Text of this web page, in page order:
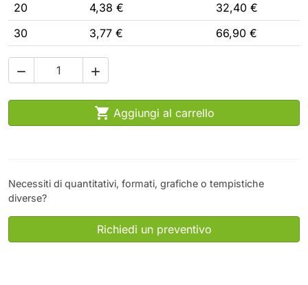
20
4,38 €
32,40 €
30
3,77 € 66,90 €
 
 Aggiungi al carrello
Necessiti di quantitativi, formati, grafiche o tempistiche
diverse?
Richiedi un preventivo